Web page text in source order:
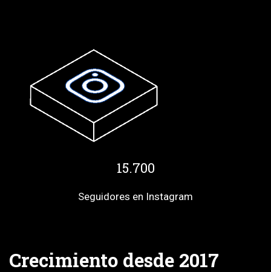
15.700
Seguidores en Instagram
Crecimiento desde 2017